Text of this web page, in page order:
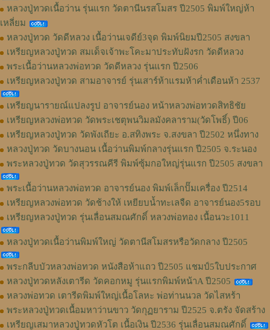
หลวงปู่ทวดเนื้อว่าน รุ่นแรก วัดตานีนรสโมสร ปี2505 พิมพ์ใหญ่ห้า
เหลี่ยม
หลวงปู่ทวด วัดดีหลวง เนื้อว่านเจดีย์3จุด พิมพ์นิยมปี2505 สงขลา
เหรียญหลวงปู่ทวด สมเด็จเจ้าพะโคะมาประทับฝังรก วัดดีหลวง
พระเนื้อว่านหลวงพ่อทวด วัดดีหลวง รุ่นแรก ปี2506
เหรียญหลวงปู่ทวด สามอาจารย์ รุ่นเสาร์ห้าแรมห้าค่ำเดือนห้า 2537
เหรียญนารายณ์แปลงรูป อาจารย์นอง หน้าหลวงพ่อทวดสิทธิชัย
เหรียญหลวงพ่อทวด วัดพระเชตุพนวิมลมังคลาราม(วัดโพธิ์) ปี06
เหรียญหลวงปู่ทวด วัดพังเถียะ อ.สทิงพระ จ.สงขลา ปี2502 หนึ่งทาง
หลวงปู่ทวด วัดบางนอน เนื้อว่านพิมพ์กลางรุ่นแรก ปี2505 จ.ระนอง
พระหลวงปู่ทวด วัดสุวรรณคีรี พิมพ์ซุ้มกอใหญ่รุ่นแรก ปี2505 สงขลา
พระเนื้อว่านหลวงพ่อทวด อาจารย์นอง พิมพ์เล็กปั๊มเครื่อง ปี2514
เหรียญหลวงพ่อทวด วัดช้างให้ เหยียบน้ำทะเลจืด อาจารย์นอง5รอบ
เหรียญหลวงปู่ทวด รุ่นเลื่อนสมณศักดิ์ หลวงพ่อทอง เนื้อนวะ1011
หลวงปู่ทวดเนื้อว่านพิมพ์ใหญ่ วัดตานีสโมสรหรือวัดกลาง ปี2505
พระกลีบบัวหลวงพ่อทวด หนังสือห้าแถว ปี2505 แชมป์5ใบประกาศ
หลวงปู่ทวดหลังเตารีด วัดคอกหมู รุ่นแรกพิมพ์หน้าA ปี2505
หลวงพ่อทวด เตารีดพิมพ์ใหญ่เนื้อโลหะ พ่อท่านนวล วัดไสหร้า
พระหลวงปู่ทวดเนื้อมหาว่านขาว วัดกุฏยาราม ปี2525 จ.ตรัง จัดสร้าง
เหรียญเสมาหลวงปู่ทวดหัวโต เนื้อเงิน ปี2536 รุ่นเลื่อนสมณศักดิ์